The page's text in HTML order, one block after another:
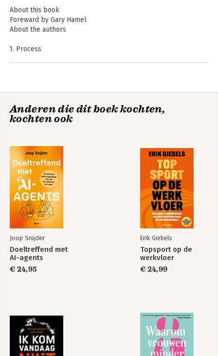
About this book
Foreward by Gary Hamel
About the authors
1. Process
7. Information efficiency
Index
Anderen die dit boek kochten,
kochten ook
Joop Snijder
Doeltreffend met
AI-agents
€ 24,95
Erik Giebels
Topsport op de
werkvloer
€ 24,99